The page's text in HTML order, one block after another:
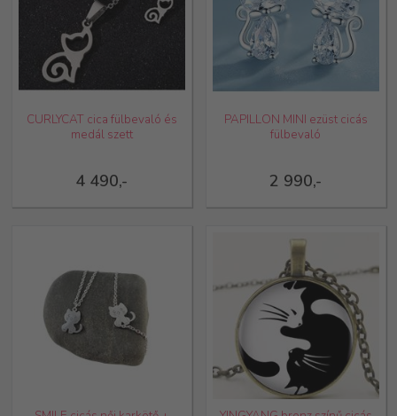
4 490,-
CURLYCAT cica fülbevaló és
medál szett
2 990,-
PAPILLON MINI ezüst cicás
fülbevaló